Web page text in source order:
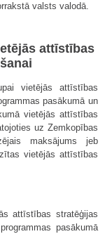
valsts valodā.
attīstības
vietējās attīstības
pasākumā un
vietējās attīstības
uz Zemkopības
maksājums jeb
vietējās attīstības
attīstības stratēģijas
pasākumā